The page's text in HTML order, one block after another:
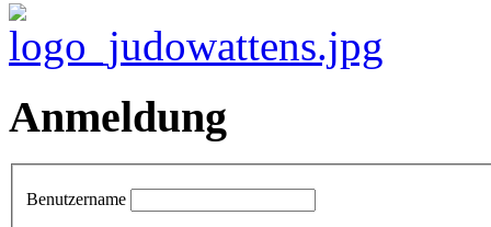
Anmeldung
Benutzername